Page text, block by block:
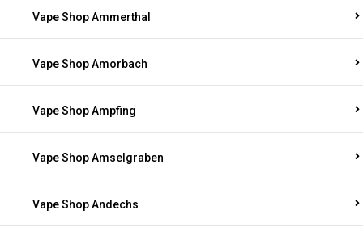
Vape Shop Ammerthal
Vape Shop Amorbach
Vape Shop Ampfing
Vape Shop Amselgraben
Vape Shop Andechs